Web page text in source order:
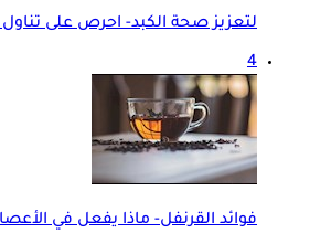
لتعزيز صحة الكبد- احرص على
4
فوائد القرنفل- ماذا يفعل في